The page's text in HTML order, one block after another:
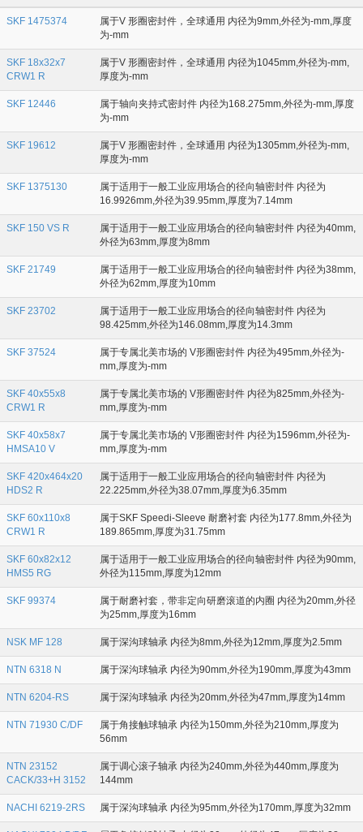
SKF 1475374
属于V 形圈密封件，全球通用 内径为9mm,外径为-mm,厚度
为-mm
SKF 18x32x7
CRW1 R
属于V 形圈密封件，全球通用 内径为1045mm,外径为-mm,
厚度为-mm
SKF 12446
属于轴向夹持式密封件 内径为168.275mm,外径为-mm,厚度
为-mm
SKF 19612
属于V 形圈密封件，全球通用 内径为1305mm,外径为-mm,
厚度为-mm
SKF 1375130
属于适用于一般工业应用场合的径向轴密封件 内径为
16.9926mm,外径为39.95mm,厚度为7.14mm
SKF 150 VS R
属于适用于一般工业应用场合的径向轴密封件 内径为40mm,
外径为63mm,厚度为8mm
SKF 21749
属于适用于一般工业应用场合的径向轴密封件 内径为38mm,
外径为62mm,厚度为10mm
SKF 23702
属于适用于一般工业应用场合的径向轴密封件 内径为
98.425mm,外径为146.08mm,厚度为14.3mm
SKF 37524
属于专属北美市场的 V形圈密封件 内径为495mm,外径为-
mm,厚度为-mm
SKF 40x55x8
CRW1 R
属于专属北美市场的 V形圈密封件 内径为825mm,外径为-
mm,厚度为-mm
SKF 40x58x7
HMSA10 V
属于专属北美市场的 V形圈密封件 内径为1596mm,外径为-
mm,厚度为-mm
SKF 420x464x20
HDS2 R
属于适用于一般工业应用场合的径向轴密封件 内径为
22.225mm,外径为38.07mm,厚度为6.35mm
SKF 60x110x8
CRW1 R
属于SKF Speedi-Sleeve 耐磨衬套 内径为177.8mm,外径为
189.865mm,厚度为31.75mm
SKF 60x82x12
HMS5 RG
属于适用于一般工业应用场合的径向轴密封件 内径为90mm,
外径为115mm,厚度为12mm
SKF 99374
属于耐磨衬套，带非定向研磨滚道的内圈 内径为20mm,外径
为25mm,厚度为16mm
NSK MF 128 属于深沟球轴承 内径为8mm,外径为12mm,厚度为2.5mm
NTN 6318 N 属于深沟球轴承 内径为90mm,外径为190mm,厚度为43mm
NTN 6204-RS 属于深沟球轴承 内径为20mm,外径为47mm,厚度为14mm
NTN 71930 C/DF
属于角接触球轴承 内径为150mm,外径为210mm,厚度为
56mm
NTN 23152
CACK/33+H 3152
属于调心滚子轴承 内径为240mm,外径为440mm,厚度为
144mm
NACHI 6219-2RS 属于深沟球轴承 内径为95mm,外径为170mm,厚度为32mm